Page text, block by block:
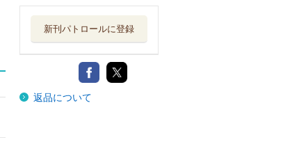
新刊パトロールに登録
返品について